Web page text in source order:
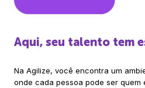
Aqui, seu talento tem
Na Agilize, você encontra um
onde cada pessoa pode ser quem